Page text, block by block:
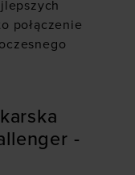
połączenie
-